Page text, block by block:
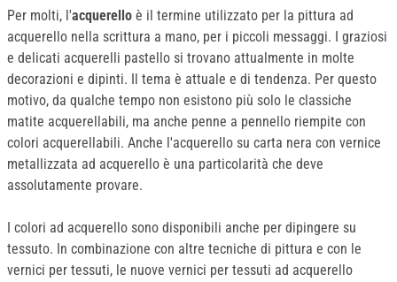
Per molti, l'acquerello è il termine utilizzato per la pittura ad
acquerello nella scrittura a mano, per i piccoli messaggi. I graziosi
e delicati acquerelli pastello si trovano attualmente in molte
decorazioni e dipinti. Il tema è attuale e di tendenza. Per questo
motivo, da qualche tempo non esistono più solo le classiche
matite acquerellabili, ma anche penne a pennello riempite con
colori acquerellabili. Anche l'acquerello su carta nera con vernice
metallizzata ad acquerello è una particolarità che deve
assolutamente provare.
I colori ad acquerello sono disponibili anche per dipingere su
tessuto. In combinazione con altre tecniche di pittura e con le
vernici per tessuti, le nuove vernici per tessuti ad acquerello